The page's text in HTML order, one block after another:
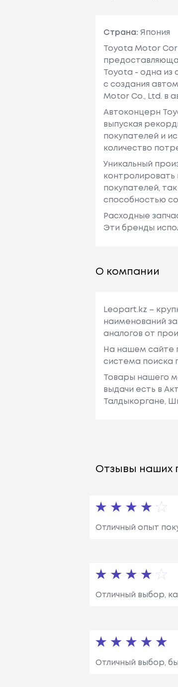
Страна: Япония
Toyota Motor
Toyota - одна из
с создания
Motor Co., Ltd. в
Автоконцерн
выпуская
покупателей и
количество
Уникальный
контролировать
покупателей,
способностью
Расходные
Эти бренды
О компании
Leopart.kz –
наименований
аналогов от
На нашем сайте
система поиска
Товары нашего
выдачи есть в
Талдыкоргане,
Отзывы наших
Отличный опыт
Отличный выбор,
Отличный выбор,